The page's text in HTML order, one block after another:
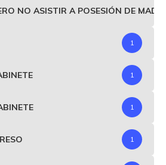
NO ASISTIR A POSESIÓN DE
1
1
1
1